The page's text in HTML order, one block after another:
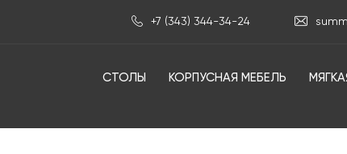
+7 (343) 344-34-24
СТОЛЫ КОРПУСНАЯ МЕБЕЛЬ